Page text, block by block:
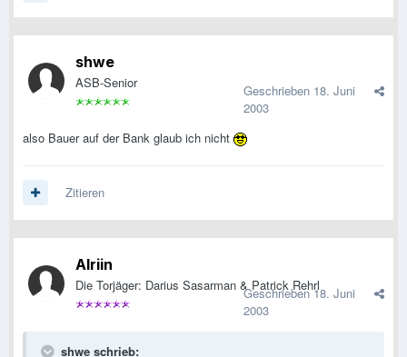
shwe
ASB-Senior Geschrieben 18. Juni
2003
also Bauer auf der Bank glaub ich nicht
Zitieren
Alriin
Die Torjäger: Darius Sasarman & Patrick Rehrl
Geschrieben18. Juni
2003
shwe schrieb: